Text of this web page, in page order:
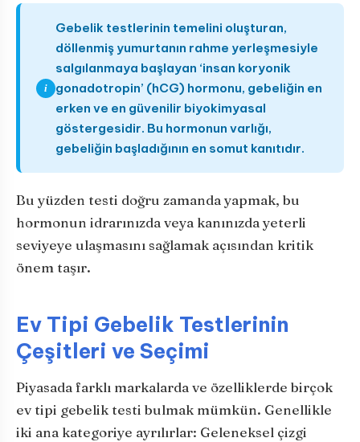
i
Gebelik testlerinin temelini oluşturan,
döllenmiş yumurtanın rahme yerleşmesiyle
salgılanmaya başlayan ‘insan koryonik
gonadotropin’ (hCG) hormonu, gebeliğin en
erken ve en güvenilir biyokimyasal
göstergesidir. Bu hormonun varlığı,
gebeliğin başladığının en somut kanıtıdır.
Bu yüzden testi doğru zamanda yapmak, bu
hormonun idrarınızda veya kanınızda yeterli
seviyeye ulaşmasını sağlamak açısından kritik
önem taşır.
Ev Tipi Gebelik Testlerinin
Çeşitleri ve Seçimi
Piyasada farklı markalarda ve özelliklerde birçok
ev tipi gebelik testi bulmak mümkün. Genellikle
iki ana kategoriye ayrılırlar: Geleneksel çizgi